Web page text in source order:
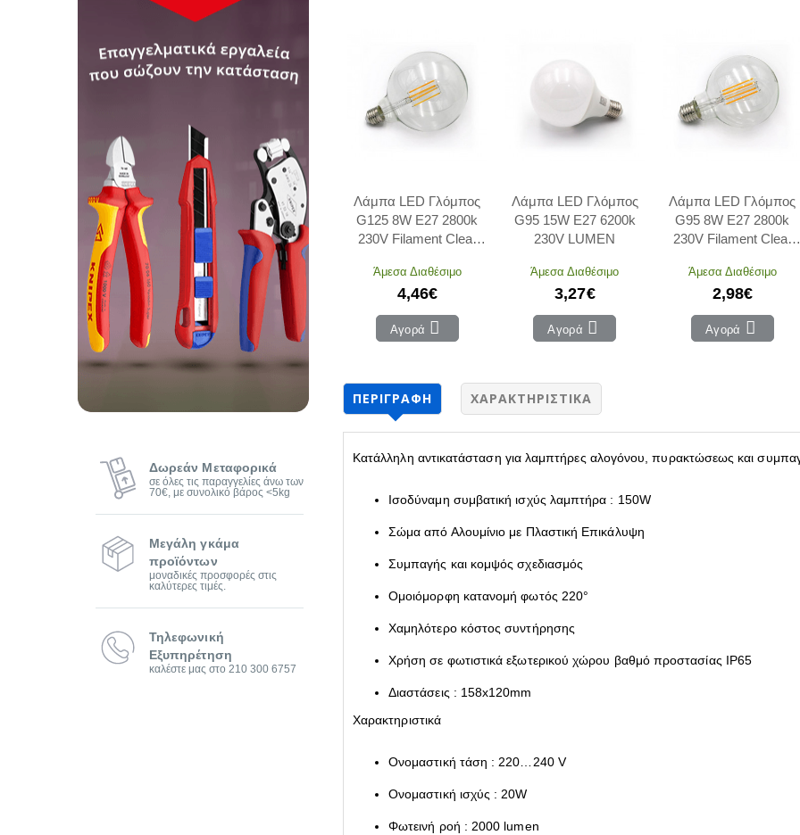
Δωρεάν Μεταφορικά
σε όλες τις παραγγελίες άνω των
70€, με συνολικό βάρος <5kg
Μεγάλη γκάμα
προϊόντων
μοναδικές προσφορές στις
καλύτερες τιμές.
Τηλεφωνική
Εξυπηρέτηση
καλέστε μας στο 210 300 6757
Λάμπα LED Γλόμπος
G125 8W E27 2800k
230V Filament Clear
Άμεσα Διαθέσιμο
4,46€
Αγορά
Λάμπα LED Γλόμπος
G95 15W E27 6200k
230V LUMEN
Άμεσα Διαθέσιμο
3,27€
Αγορά
Λάμπα LED Γλόμπος
G95 8W E27 2800k
230V Filament Clear
Άμεσα Διαθέσιμο
2,98€
Αγορά
ΠΕΡΙΓΡΑΦΉ ΧΑΡΑΚΤΗΡΙΣΤΙΚΆ
Κατάλληλη αντικατάσταση για λαμπτήρες αλογόνου, πυρακτώσεως και
Ισοδύναμη συμβατική ισχύς λαμπτήρα : 150W
Σώμα από Αλουμίνιο με Πλαστική Επικάλυψη
Συμπαγής και κομψός σχεδιασμός
Ομοιόμορφη κατανομή φωτός 220°
Χαμηλότερο κόστος συντήρησης
Χρήση σε φωτιστικά εξωτερικού χώρου βαθμό προστασίας IP65
Διαστάσεις : 158x120mm
Χαρακτηριστικά
Ονομαστική τάση : 220…240 V
Ονομαστική ισχύς : 20W
Φωτεινή ροή : 2000 lumen